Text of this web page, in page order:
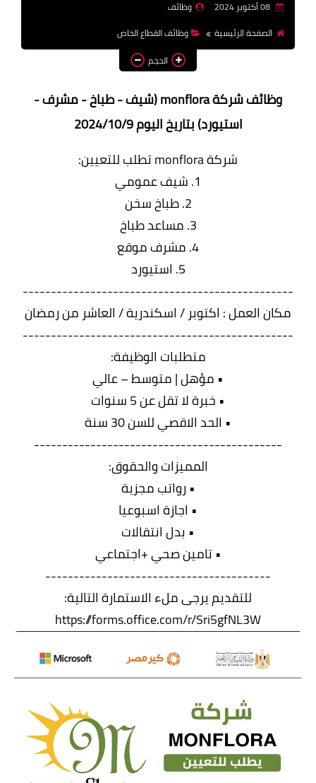
بالجامعات والمعاهد
اخبار
08 أكتوبر 2024
وظائف
الصفحة الرئيسية
وظائف القطاع الخاص
الحجم
وظائف شركة monflora (شيف - طباخ - مشرف -
استيورد) بتاريخ اليوم 2024/10/9
شركة monflora تطلب للتعيين:
1. شيف عمومي
2. طباخ سخن
3. مساعد طباخ
4. مشرف موقع
5. استيورد
------------------------------------------------
مكان العمل : اكتوبر / اسكندرية / العاشر من رمضان
------------------------------------------------
متطلبات الوظيفة:
• مؤهل | متوسط – عالي
• خبرة لا تقل عن 5 سنوات
• الحد الاقصي للسن 30 سنة
--------------------------------------------
المميزات والحقوق:
• رواتب مجزية
• اجازة اسبوعيا
• بدل انتقالات
• تامين صحي +اجتماعي
----------------------------------------
للتقديم يرجى ملء الاستمارة التالية:
https://forms.office.com/r/Sri5gfNL3W